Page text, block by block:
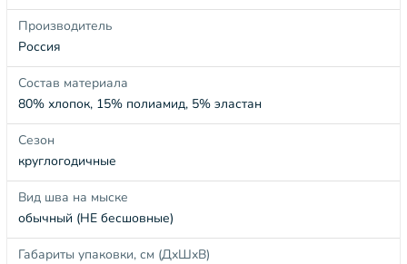
Производитель
Россия
Состав материала
80% хлопок, 15% полиамид, 5% эластан
Сезон
круглогодичные
Вид шва на мыске
обычный (НЕ бесшовные)
Габариты упаковки, см (ДхШхВ)